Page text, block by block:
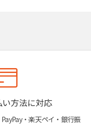
方法に対応
・楽天ペイ・銀行振